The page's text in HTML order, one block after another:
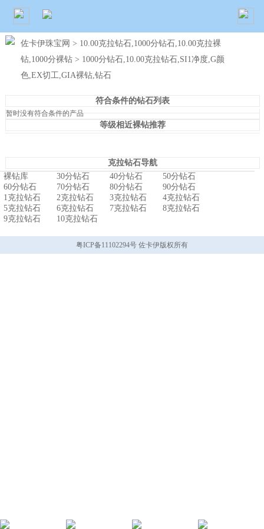
佐卡伊珠宝网 > 10.00克拉钻石,1000分钻石,10.00克拉裸
钻,1000分裸钻 > 1000分钻石,10.00克拉钻石,SI1净度,G颜
色,EX切工,GIA裸钻,钻石
符合条件的钻石列表
暂时没有符合条件的产品
等级相近裸钻推荐
克拉钻石导航
裸钻库
30分钻石 40分钻石
50分钻石
60分钻石
70分钻石 80分钻石
90分钻石
1克拉钻石
2克拉钻石 3克拉钻石
4克拉钻石
5克拉钻石
6克拉钻石 7克拉钻石
8克拉钻石
9克拉钻石
10克拉钻石
粤ICP备11102294号 佐卡伊版权所有